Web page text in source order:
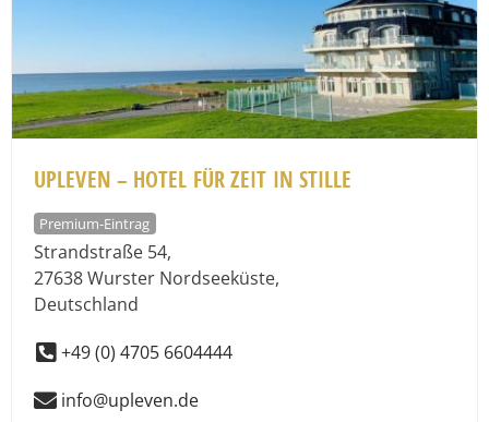
UPLEVEN – HOTEL FÜR ZEIT IN STILLE
Premium-Eintrag
Strandstraße 54,
27638Wurster Nordseeküste,
Deutschland
+49 (0) 4705 6604444
info@upleven.de